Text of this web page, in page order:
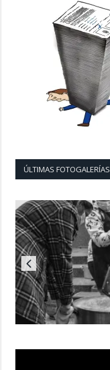
ÚLTIMAS FOTOGALERÍAS